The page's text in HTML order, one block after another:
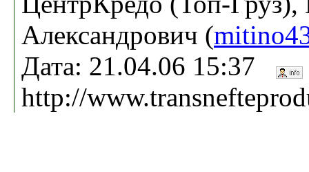
Александрович (
Дата: 21.04.06 15:37
http://